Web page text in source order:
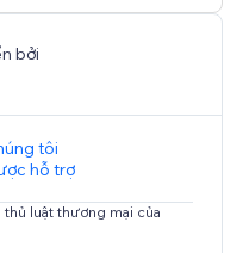
bởi
tôi
hỗ trợ
luật thương mại của